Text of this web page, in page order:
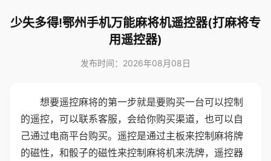
少失多得!鄂州手机万能麻将机遥控器(打麻将专
用遥控器)
发布时间：2026年08月08日
想要遥控麻将的第一步就是要购买一台可以控制
的遥控，可以联系客服，会给你购买渠道，也可以自
己通过电商平台购买。遥控是通过主板来控制麻将牌
的磁性，和骰子的磁性来控制麻将机来洗牌，遥控器